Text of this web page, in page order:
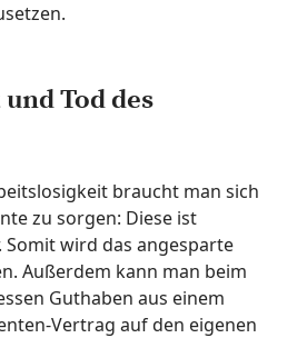
Tod des
braucht man sich
zu sorgen: Diese ist
Somit wird das angesparte
Außerdem kann man beim
Guthaben aus einem
Vertrag auf den eigenen